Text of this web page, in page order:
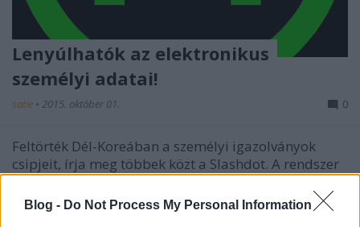
Blog - Do Not Process My Personal Information
Lenyúlhatók az elektronikus
személyi adatai!
satie • 2015. október 01. 0
Feltörték Dél-Koreában a személyi igazolványok
csipjeit, írja meg többek közt a Slashdot. A rendszer
USA-beli modell alapján készült a tolvajok mégis
hozzájutottak a legtitkosabb személyi adatokhoz. Az
eset egy újabb ékes példája a szabadság, a